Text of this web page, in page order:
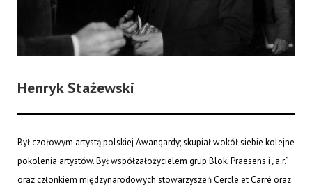
Henryk Stażewski
Był czołowym artystą polskiej Awangardy; skupiał wokół siebie kolejne
pokolenia artystów. Był współzałożycielem grup Blok, Praesens i „a.r.”
oraz członkiem międzynarodowych stowarzyszeń Cercle et Carré oraz